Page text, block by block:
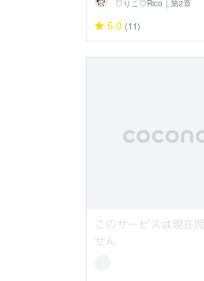
♡りこ♡Rico｜第2章
5.0 (11)